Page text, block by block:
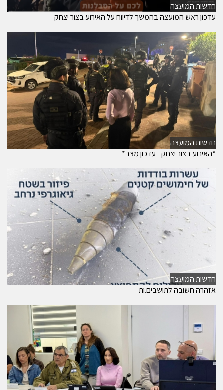
חדשות המועצה
עדכון ראש המועצה בהמשך לדיווח על האירוע בצור יצחק
חדשות המועצה
*האירוע בצור יצחק - עדכון מצב*
חדשות המועצה
אזהרה חשובה לתושבים.ות